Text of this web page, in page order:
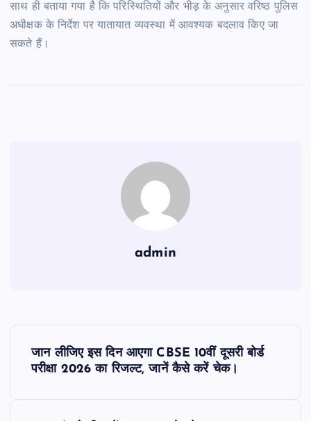
साथ ही बताया गया है कि परिस्थितियों और भीड़ के अनुसार वरिष्ठ पुलिस
अधीक्षक के निर्देश पर यातायात व्यवस्था में आवश्यक बदलाव किए जा
सकते हैं।
admin
जान लीजिए इस दिन आएगा CBSE 10वीं दूसरी बोर्ड
परीक्षा 2026 का रिजल्ट, जानें कैसे करें चेक।